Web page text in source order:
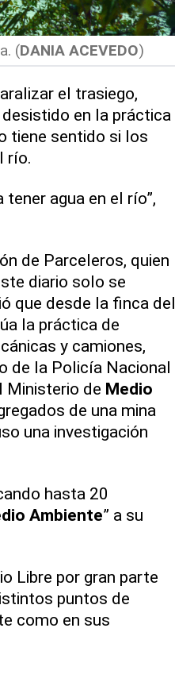
(DANIA ACEVEDO)
el trasiego,
en la práctica
tiene sentido si los
río.
agua en el río”,
de Parceleros, quien
diario solo se
que desde la finca del
la práctica de
y camiones,
de la Policía Nacional
Ministerio de Medio
de una mina
una investigación
hasta 20
Ambiente” a su
Libre por gran parte
puntos de
como en sus